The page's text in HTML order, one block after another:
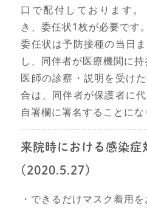
口で配付しております
き、委任状1枚が必要です
委任状は予防接種の当日
し、同伴者が医療機関に持
医師の診察・説明を受け
合は、同伴者が保護者に
自署欄に署名することにな
来院時における感染症
(2020.5.27)
・できるだけマスク着用